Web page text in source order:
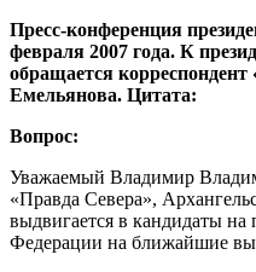
Пресс-конференция
февраля 2007 года. К
обращается
Емельянова. Цитата:
Вопрос:
Уважаемый Владимир
«Правда Севера»,
выдвигается в кандидаты на
Федерации на ближайшие